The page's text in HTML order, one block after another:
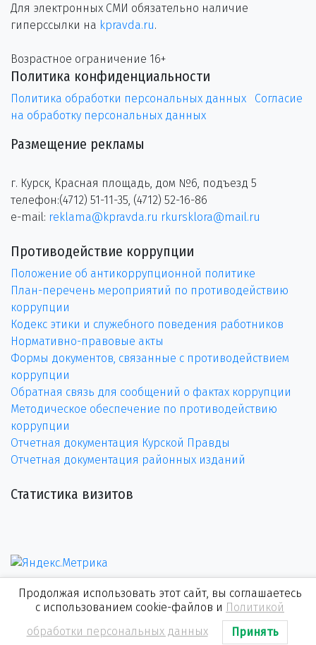
Для электронных СМИ обязательно наличие
гиперссылки на kpravda.ru.
Возрастное ограничение 16+
Политика конфиденциальности
Политика обработки персональных данных
Согласие
на обработку персональных данных
Размещение рекламы
г. Курск, Красная площадь, дом №6, подъезд 5
телефон:(4712) 51-11-35, (4712) 52-16-86
e-mail: reklama@kpravda.ru rkursklora@mail.ru
Противодействие коррупции
Положение об антикоррупционной политике
План-перечень мероприятий по противодействию
коррупции
Кодекс этики и служебного поведения работников
Нормативно-правовые акты
Формы документов, связанные с противодействием
коррупции
Обратная связь для сообщений о фактах коррупции
Методическое обеспечение по противодействию
коррупции
Отчетная документация Курской Правды
Отчетная документация районных изданий
Статистика визитов
Продолжая использовать этот сайт, вы соглашаетесь
с использованием cookie-файлов и Политикой
обработки персональных данных
Принять